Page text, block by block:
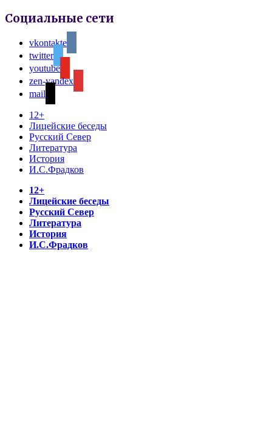
Социальные сети
vkontakte
twitter
youtube
zen-yandex
mail
12+
Лицейские беседы
Русский Север
Литература
История
И.С.Фрадков
12+
Лицейские беседы
Русский Север
Литература
История
И.С.Фрадков